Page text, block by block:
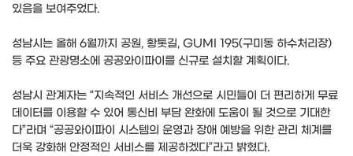
있음을 보여주었다.
성남시는 올해 6월까지 공원, 황톳길, GUMI 195(구미동 하수처리장)
등 주요 관광명소에 공공와이파이를 신규로 설치할 계획이다.
성남시 관계자는 “지속적인 서비스 개선으로 시민들이 더 편리하게 무료
데이터를 이용할 수 있어 통신비 부담 완화에 도움이 될 것으로 기대한
다”라며 “공공와이파이 시스템의 운영과 장애 예방을 위한 관리 체계를
더욱 강화해 안정적인 서비스를 제공하겠다”라고 밝혔다.